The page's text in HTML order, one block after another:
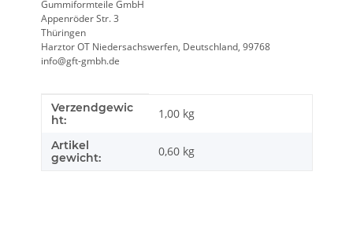
Gummiformteile GmbH
Appenröder Str. 3
Thüringen
Harztor OT Niedersachswerfen, Deutschland, 99768
info@gft-gmbh.de
Producteigenschap
Waarde
Verzendgewic
ht:
1,00 kg
Artikel
gewicht:
0,60 kg